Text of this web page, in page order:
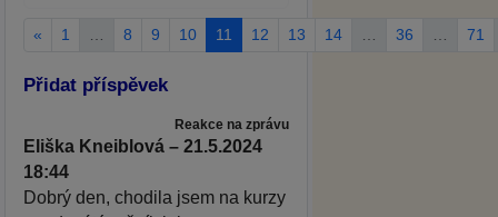
« 1 … 8 9 10 11 12 13 14 … 36 … 71
Přidat příspěvek
Reakce na zprávu
Eliška Kneiblová – 21.5.2024
18:44
Dobrý den, chodila jsem na kurzy